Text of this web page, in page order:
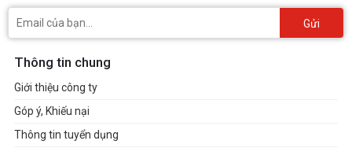
Gửi
Thông tin chung
Giới thiệu công ty
Góp ý, Khiếu nại
Thông tin tuyển dụng